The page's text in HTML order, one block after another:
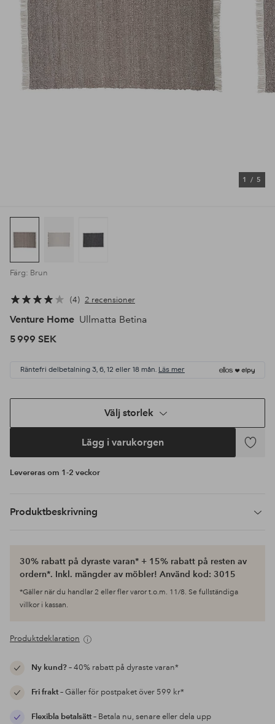
1 / 5
Färg: Brun
4 2 recensioner
Venture Home Ullmatta Betina
5 999 SEK
Räntefri delbetalning 3, 6, 12 eller 18 mån. Läs mer
Välj storlek
Lägg i varukorgen
Lägg
Levereras om 1-2 veckor
Produktbeskrivning
30% rabatt på dyraste varan* + 15% rabatt på resten av
ordern*. Inkl. mängder av möbler! Använd kod: 3015
*Gäller när du handlar 2 eller fler varor t.o.m. 11/8. Se fullständiga
villkor i kassan.
Produktdeklaration
Ny kund?– 40% rabatt på dyraste varan*
Fri frakt– Gäller för postpaket över 599 kr*
Flexibla betalsätt– Betala nu, senare eller dela upp